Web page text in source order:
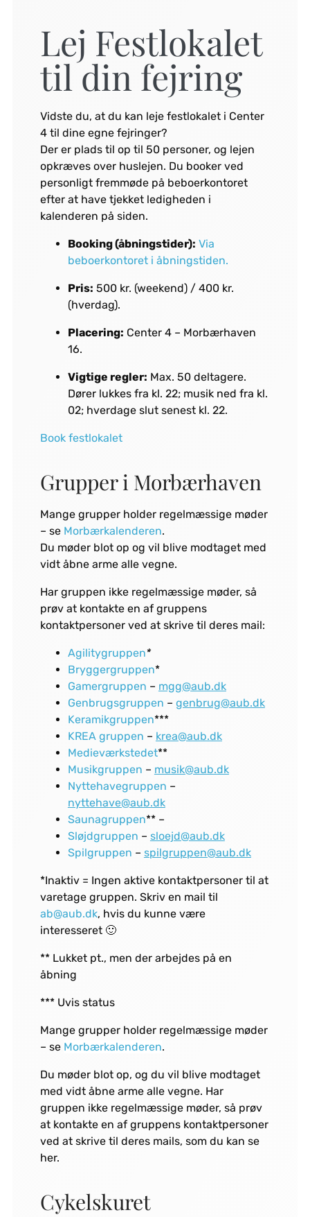
Lej Festlokalet
til din fejring
Vidste du, at du kan leje festlokalet i Center
4 til dine egne fejringer?
Der er plads til op til 50 personer, og lejen
opkræves over huslejen. Du booker ved
personligt fremmøde på beboerkontoret
efter at have tjekket ledigheden i
kalenderen på siden.
Booking (åbningstider): Via
beboerkontoret i åbningstiden.
Pris: 500 kr. (weekend) / 400 kr.
(hverdag).
Placering: Center 4 – Morbærhaven
16.
Vigtige regler: Max. 50 deltagere.
Dører lukkes fra kl. 22; musik ned fra kl.
02; hverdage slut senest kl. 22.
Book festlokalet
Grupper i Morbærhaven
Mange grupper holder regelmæssige møder
– se Morbærkalenderen.
Du møder blot op og vil blive modtaget med
vidt åbne arme alle vegne.
Har gruppen ikke regelmæssige møder, så
prøv at kontakte en af gruppens
kontaktpersoner ved at skrive til deres mail:
Agilitygruppen*
Bryggergruppen*
Gamergruppen – mgg@aub.dk
Genbrugsgruppen – genbrug@aub.dk
Keramikgruppen***
KREA gruppen – krea@aub.dk
Medieværkstedet**
Musikgruppen – musik@aub.dk
Nyttehavegruppen –
nyttehave@aub.dk
Saunagruppen** –
Sløjdgruppen – sloejd@aub.dk
Spilgruppen – spilgruppen@aub.dk
*Inaktiv = Ingen aktive kontaktpersoner til at
varetage gruppen. Skriv en mail til
ab@aub.dk, hvis du kunne være
interesseret 🙂
** Lukket pt., men der arbejdes på en
åbning
*** Uvis status
Mange grupper holder regelmæssige møder
– se Morbærkalenderen.
Du møder blot op, og du vil blive modtaget
med vidt åbne arme alle vegne. Har
gruppen ikke regelmæssige møder, så prøv
at kontakte en af gruppens kontaktpersoner
ved at skrive til deres mails, som du kan se
her.
Cykelskuret